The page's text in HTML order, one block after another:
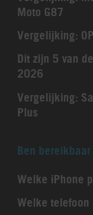
Moto G87
Vergelijking:
Dit zijn 5 van
2026
Vergelijking:
Plus
Ben bereikbaar
Welke iPhone
Welke telefoon